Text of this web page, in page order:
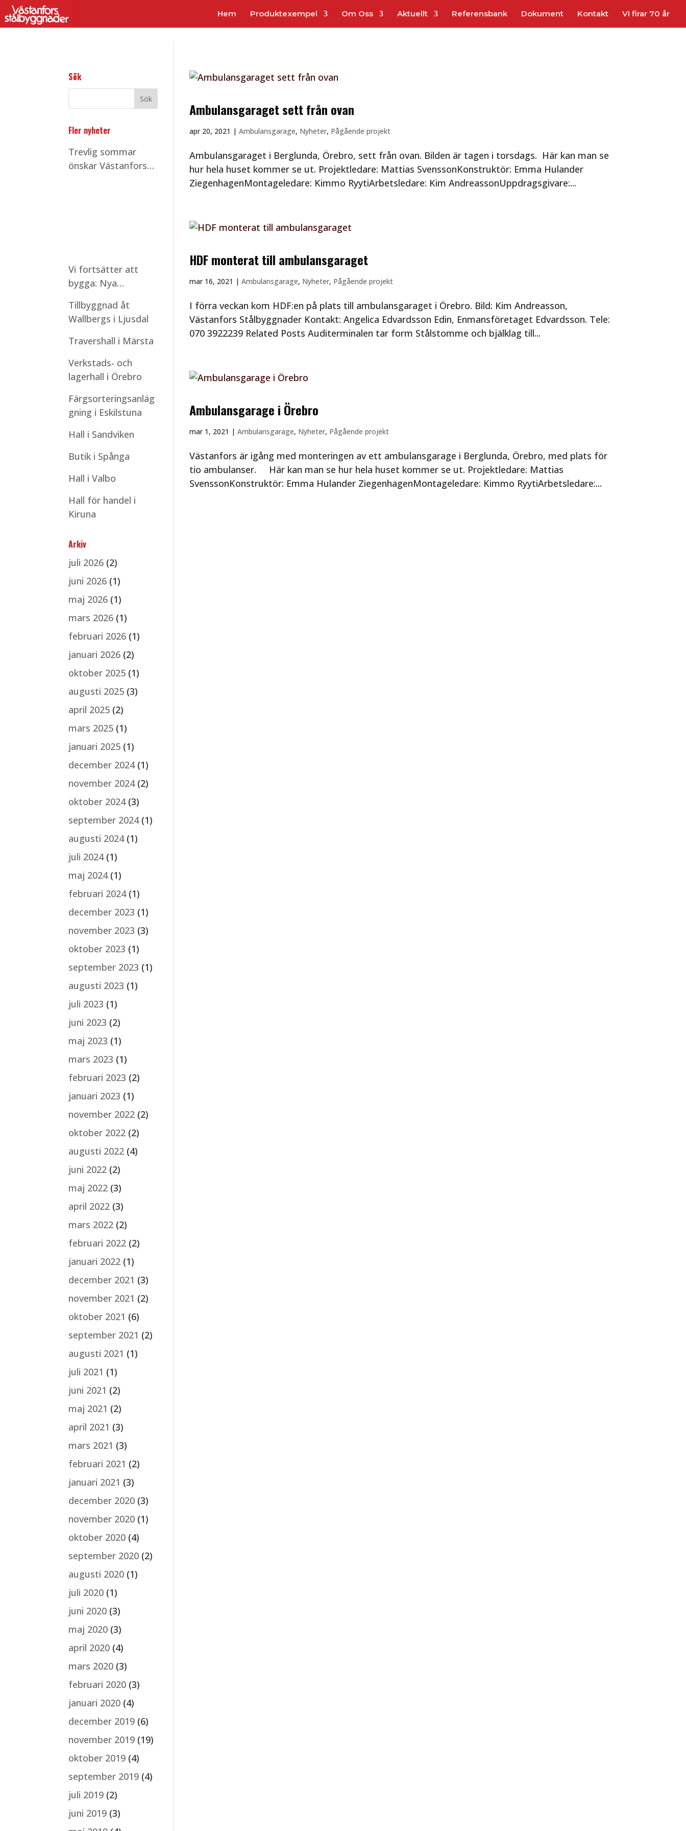
Hem Produktexempel Om Oss Aktuellt Referensbank Dokument Kontakt Vi firar 70 år
Ambulansgaraget sett från ovan
apr 20, 2021 | Ambulansgarage, Nyheter, Pågående projekt
Ambulansgaraget i Berglunda, Örebro, sett från ovan. Bilden är tagen i torsdags. Här kan man se
hur hela huset kommer se ut. Projektledare: Mattias SvenssonKonstruktör: Emma Hulander
ZiegenhagenMontageledare: Kimmo RyytiArbetsledare: Kim AndreassonUppdragsgivare:...
HDF monterat till ambulansgaraget
mar 16, 2021 | Ambulansgarage, Nyheter, Pågående projekt
I förra veckan kom HDF:en på plats till ambulansgaraget i Örebro. Bild: Kim Andreasson,
Västanfors Stålbyggnader Kontakt: Angelica Edvardsson Edin, Enmansföretaget Edvardsson. Tele:
070 3922239 Related Posts Auditerminalen tar form Stålstomme och bjälklag till...
Ambulansgarage i Örebro
mar 1, 2021 | Ambulansgarage, Nyheter, Pågående projekt
Västanfors är igång med monteringen av ett ambulansgarage i Berglunda, Örebro, med plats för
tio ambulanser. Här kan man se hur hela huset kommer se ut. Projektledare: Mattias
SvenssonKonstruktör: Emma Hulander ZiegenhagenMontageledare: Kimmo RyytiArbetsledare:...
Sök
Fler nyheter
Trevlig sommar
önskar Västanfors
Vi fortsätter att
bygga: Nya
under sommaren
Tillbyggnad åt
Wallbergs i Ljusdal
Travershall i Märsta
Verkstads- och
lagerhall i Örebro
Färgsorteringsanläg
gning i Eskilstuna
Hall i Sandviken
Butik i Spånga
Hall i Valbo
Hall för handel i
Kiruna
Arkiv
juli 2026 (2)
juni 2026 (1)
maj 2026 (1)
mars 2026 (1)
februari 2026 (1)
januari 2026 (2)
oktober 2025 (1)
augusti 2025 (3)
april 2025 (2)
mars 2025 (1)
januari 2025 (1)
december 2024(1)
november 2024(2)
oktober 2024(3)
september 2024(1)
augusti 2024(1)
juli 2024(1)
maj 2024(1)
februari 2024(1)
december 2023 (1)
november 2023 (3)
oktober 2023 (1)
september 2023 (1)
augusti 2023 (1)
juli 2023 (1)
juni 2023 (2)
maj 2023 (1)
mars 2023 (1)
februari 2023 (2)
januari 2023 (1)
november 2022 (2)
oktober 2022 (2)
augusti 2022 (4)
juni 2022 (2)
maj 2022 (3)
april 2022 (3)
mars 2022 (2)
februari 2022 (2)
januari 2022 (1)
december 2021 (3)
november 2021 (2)
oktober 2021 (6)
september 2021 (2)
augusti 2021 (1)
juli 2021 (1)
juni 2021 (2)
maj 2021 (2)
april 2021 (3)
mars 2021 (3)
februari 2021 (2)
januari 2021 (3)
december 2020 (3)
november 2020 (1)
oktober 2020 (4)
september 2020 (2)
augusti 2020 (1)
juli 2020 (1)
juni 2020 (3)
maj 2020 (3)
april 2020 (4)
mars 2020 (3)
februari 2020 (3)
januari 2020 (4)
december 2019 (6)
november 2019 (19)
oktober 2019 (4)
september 2019 (4)
juli 2019 (2)
juni 2019 (3)